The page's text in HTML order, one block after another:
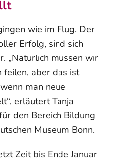
wie im Flug. Der
Erfolg, sind sich
„Natürlich müssen wir
feilen, aber das ist
man neue
erläutert Tanja
den Bereich Bildung
Museum Bonn.
Zeit bis Ende Januar